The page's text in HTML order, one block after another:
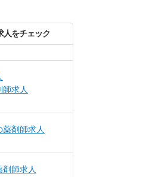
人をチェック
求人
剤師求人
師求人